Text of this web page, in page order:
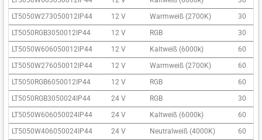
LT5050W273050012IP44
12 V Warmweiß (2700K)
30
LT5050RGB3050012IP44
12 V RGB
30
LT5050W606050012IP44
12 V Kaltweiß (6000k)
60
LT5050W276050012IP44
12 V Warmweiß (2700K)
60
LT5050RGB6050012IP44
12 V RGB
60
LT5050RGB3050024IP44
24 V RGB
30
LT5050W606050024IP44
24 V Kaltweiß (6000k)
60
LT5050W406050024IP44
24 V Neutralweiß (4000K) 60